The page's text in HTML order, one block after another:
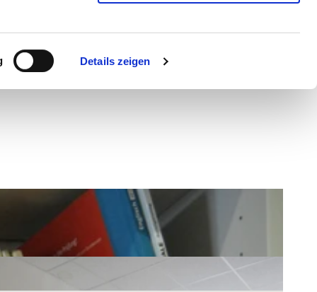
Details zeigen